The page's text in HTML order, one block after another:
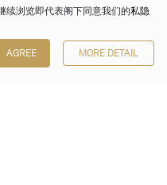
续浏览即代表阁下同意我们的私隐
AGREE MORE DETAIL